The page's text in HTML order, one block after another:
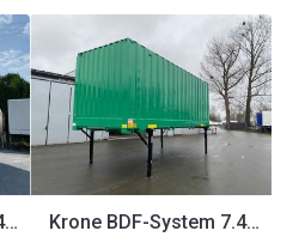
Krone BDF-System 7.45, LACK NEU, FABRIKNEUE Portaltüren Krone BDF-System 7.45, LACK NEU in RAL 6024, FABRIKNEUE Portaltüren